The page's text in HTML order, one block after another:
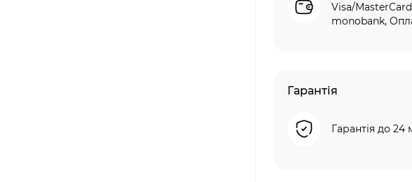
Visa/
monobank,
Гарантія
Гарантія до 24